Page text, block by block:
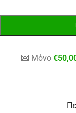
💌 Μόνο€